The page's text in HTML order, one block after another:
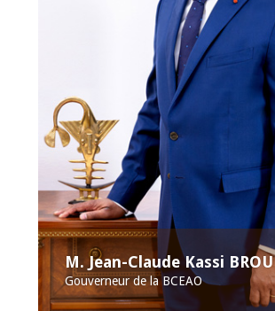
M. Jean-Claude Kassi BROU
Gouverneur de la BCEAO